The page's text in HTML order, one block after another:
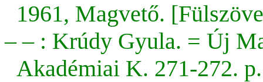
1961, Magvető.
– – : Krúdy Gyula. = Új
Akadémiai K. 271-272. p.